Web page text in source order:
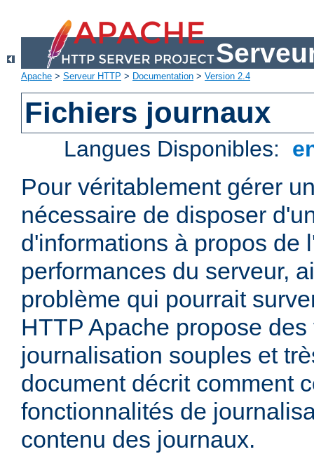
Apache > Serveur HTTP > Documentation > Version 2.4
Fichiers journaux
Langues Disponibles:
Pour véritablement gérer
nécessaire de disposer
d'informations à propos de
performances du serveur,
problème qui pourrait
HTTP Apache propose
journalisation souples et
document décrit comment
fonctionnalités de
contenu des journaux.